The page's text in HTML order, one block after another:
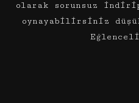
olarak sorunsuz
oynayabilirsiniz